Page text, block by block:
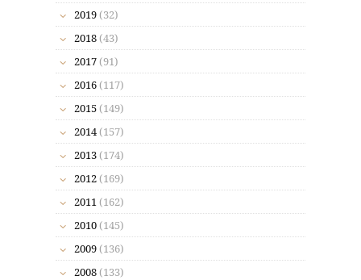
2019 (32)
2018 (43)
2017 (91)
2016 (117)
2015 (149)
2014 (157)
2013 (174)
2012 (169)
2011 (162)
2010 (145)
2009 (136)
2008 (133)